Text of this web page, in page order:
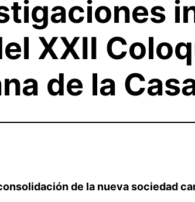
XXII
de la
de la nueva sociedad